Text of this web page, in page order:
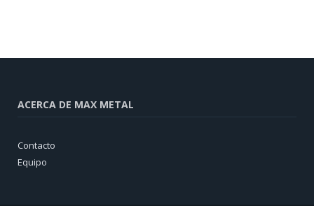
ACERCA DE MAX METAL
Contacto
Equipo